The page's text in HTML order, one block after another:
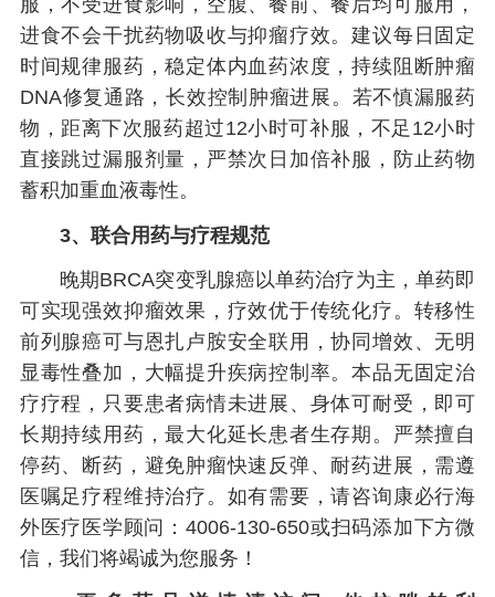
服，不受进食影响，空腹、餐前、餐后均可服用，
进食不会干扰药物吸收与抑瘤疗效。建议每日固定
时间规律服药，稳定体内血药浓度，持续阻断肿瘤
DNA修复通路，长效控制肿瘤进展。若不慎漏服药
物，距离下次服药超过12小时可补服，不足12小时
直接跳过漏服剂量，严禁次日加倍补服，防止药物
蓄积加重血液毒性。
3、联合用药与疗程规范
晚期BRCA突变乳腺癌以单药治疗为主，单药即
可实现强效抑瘤效果，疗效优于传统化疗。转移性
前列腺癌可与恩扎卢胺安全联用，协同增效、无明
显毒性叠加，大幅提升疾病控制率。本品无固定治
疗疗程，只要患者病情未进展、身体可耐受，即可
长期持续用药，最大化延长患者生存期。严禁擅自
停药、断药，避免肿瘤快速反弹、耐药进展，需遵
医嘱足疗程维持治疗。如有需要，请咨询康必行海
外医疗医学顾问：4006-130-650或扫码添加下方微
信，我们将竭诚为您服务！